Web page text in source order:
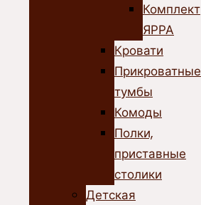
Комплект
ЯРРА
Кровати
Прикроватные
тумбы
Комоды
Полки,
приставные
столики
Детская